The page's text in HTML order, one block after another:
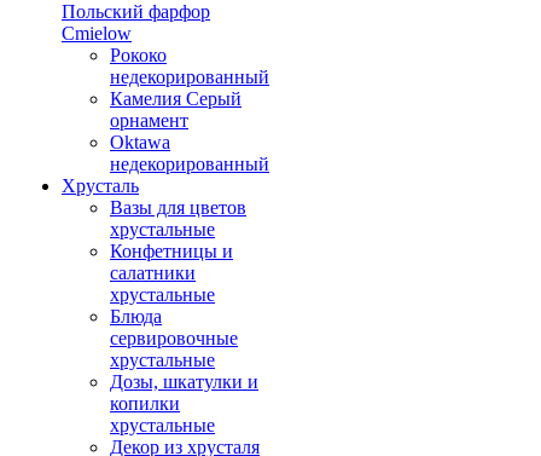
Польский фарфор
Сmielow
Рококо
недекорированный
Камелия Серый
орнамент
Oktawa
недекорированный
Хрусталь
Вазы для цветов
хрустальные
Конфетницы и
салатники
хрустальные
Блюда
сервировочные
хрустальные
Дозы, шкатулки и
копилки
хрустальные
Декор из хрусталя